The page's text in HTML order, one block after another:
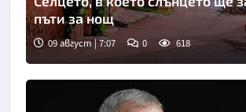
пъти за нощ
09 август | 7:07 0 618